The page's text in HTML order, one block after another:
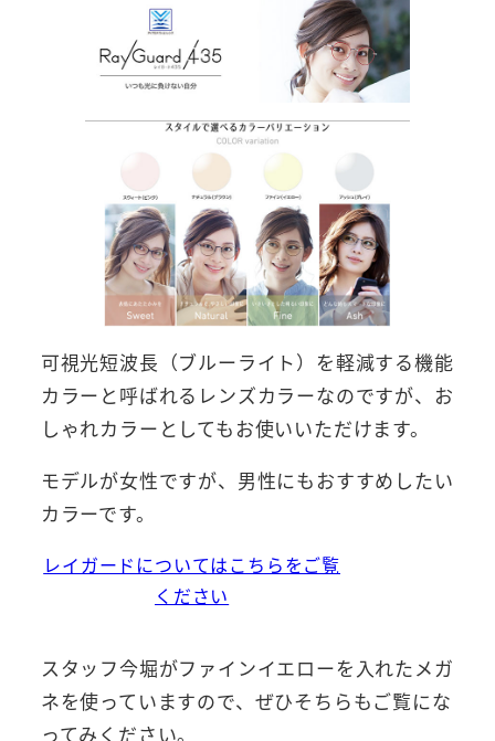
可視光短波長（ブルーライト）を軽減する機能
カラーと呼ばれるレンズカラーなのですが、お
しゃれカラーとしてもお使いいただけます。
モデルが女性ですが、男性にもおすすめしたい
カラーです。
レイガードについてはこちらをご覧
ください
スタッフ今堀がファインイエローを入れたメガ
ネを使っていますので、ぜひそちらもご覧にな
ってみください。